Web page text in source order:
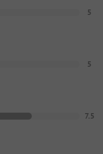
5
5
7.5